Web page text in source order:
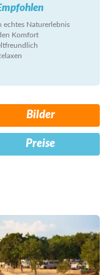
echtes Naturerlebnis
Komfort
Bilder
Preise